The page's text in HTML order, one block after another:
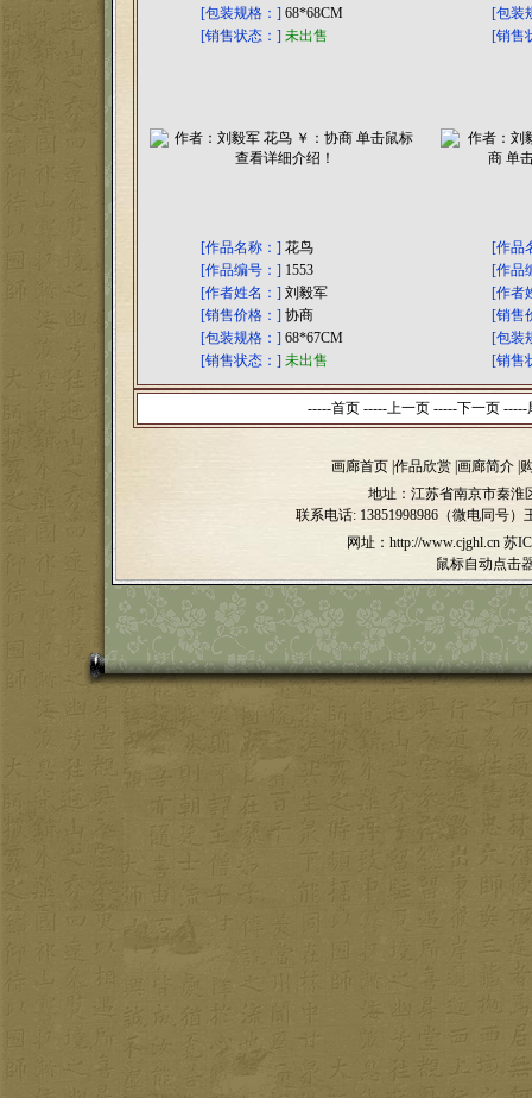
[包装规格：] 68*68CM
[销售状态：] 未出售
[包装
[销售
[作品名称：] 花鸟
[作品编号：] 1553
[作者姓名：] 刘毅军
[销售价格：] 协商
[包装规格：] 68*67CM
[销售状态：] 未出售
[作品
[作品
[作者
[销售
[包装
[销售
-----首页 -----上一页 -----下一页 -----
画廊首页 作品欣赏 画廊简介
地址：江苏省南京市秦淮
联系电话: 13851998986（微电同号）
网址：http://www.cjghl.cn 苏
鼠标自动点击